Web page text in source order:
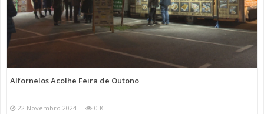
Alfornelos Acolhe Feira de Outono
22 Novembro 2024 0 K